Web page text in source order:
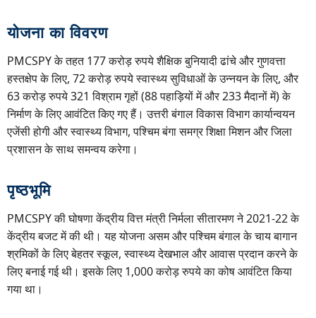
योजना का विवरण
PMCSPY के तहत 177 करोड़ रुपये शैक्षिक बुनियादी ढांचे और गुणवत्ता
हस्तक्षेप के लिए, 72 करोड़ रुपये स्वास्थ्य सुविधाओं के उन्नयन के लिए, और
63 करोड़ रुपये 321 विश्राम गृहों (88 पहाड़ियों में और 233 मैदानों में) के
निर्माण के लिए आवंटित किए गए हैं। उत्तरी बंगाल विकास विभाग कार्यान्वयन
एजेंसी होगी और स्वास्थ्य विभाग, पश्चिम बंगा समग्र शिक्षा मिशन और जिला
प्रशासन के साथ समन्वय करेगा।
पृष्ठभूमि
PMCSPY की घोषणा केंद्रीय वित्त मंत्री निर्मला सीतारमण ने 2021-22 के
केंद्रीय बजट में की थी। यह योजना असम और पश्चिम बंगाल के चाय बागान
श्रमिकों के लिए बेहतर स्कूल, स्वास्थ्य देखभाल और आवास प्रदान करने के
लिए बनाई गई थी। इसके लिए 1,000 करोड़ रुपये का कोष आवंटित किया
गया था।